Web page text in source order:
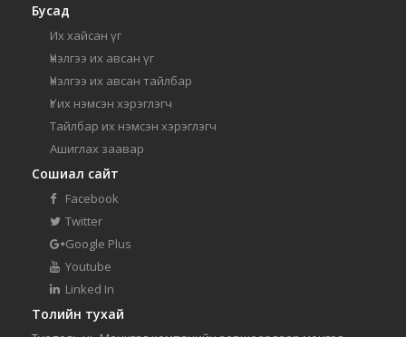
Бусад
Их хайсан үг
Үнэлгээ их авсан үг
Үнэлгээ их авсан тайлбар
Үг их нэмсэн хэрэглэгч
Тайлбар их нэмсэн хэрэглэгч
Ашиглах заавар
Сошиал сайт
Facebook
Twitter
Google Plus
Youtube
Linked In
Толийн тухай